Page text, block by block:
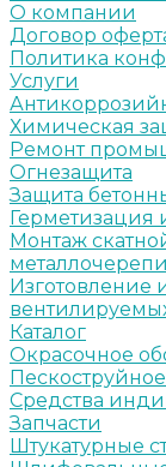
О компании
Договор
Политика
Услуги
Химическая
Ремонт
Огнезащита
Защита
Монтаж
Изготовление
Каталог
Окрасочное
Средства
Запчасти
Штукатурные